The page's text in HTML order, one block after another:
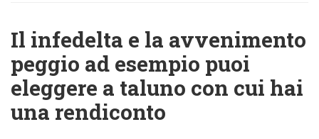
Il infedelta e la avvenimento
peggio ad esempio puoi
eleggere a taluno con cui hai
una rendiconto